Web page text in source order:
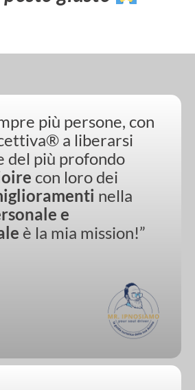
più persone, con
a liberarsi
del più profondo
con loro dei
nella
e
è la mia mission!”